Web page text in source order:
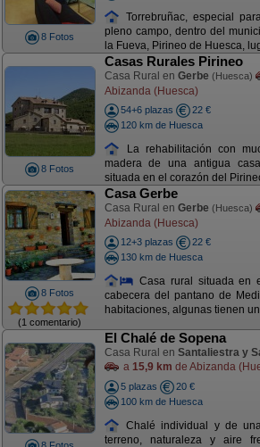
8 Fotos
Torrebruñac, especial
pleno campo, dentro del
la Fueva, Pirineo de Huesca,
8 Fotos
Casas Rurales Pirineo
Casa Rural en Gerbe (Huesca)
Abizanda (Huesca)
54+6 plazas
22 €
120 km de Huesca
La rehabilitación con
madera de una antigua
situada en el corazón del
8 Fotos
(1 comentario)
Casa Gerbe
Casa Rural en Gerbe (Huesca)
Abizanda (Huesca)
12+3 plazas
22 €
130 km de Huesca
Casa rural situada en
cabecera del pantano de
habitaciones, algunas tienen
El Chalé de Sopena
Casa Rural en Santaliestra y
a 15,9 km de Abizanda
5 plazas
20 €
100 km de Huesca
Chalé individual y de
terreno, naturaleza y aire